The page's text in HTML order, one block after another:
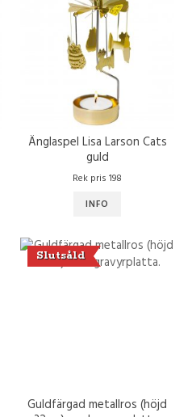
Änglaspel Lisa Larson Cats
guld
Rek pris 198
INFO
Slutsåld
Guldfärgad metallros (höjd